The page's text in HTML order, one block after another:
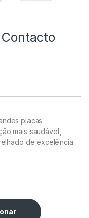
placas
mais saudável,
de excelência.
- TS1501 quantity